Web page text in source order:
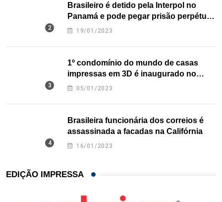
Brasileiro é detido pela Interpol no
Panamá e pode pegar prisão perpétua
nos EUA
19/01/2023
1º condomínio do mundo de casas
impressas em 3D é inaugurado no
Texas
05/01/2023
Brasileira funcionária dos correios é
assassinada a facadas na Califórnia
16/01/2023
EDIÇÃO IMPRESSA